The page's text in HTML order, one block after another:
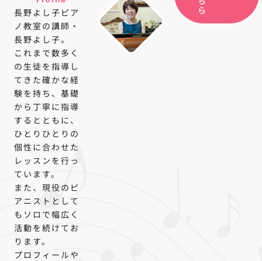
長野よし子ピア
ノ教室の講師・
長野よし子。
これまで数多く
の生徒を指導し
てきた確かな経
験を持ち、基礎
から丁寧に指導
するとともに、
ひとりひとりの
個性に合わせた
レッスンを行っ
ています。
また、現役のピ
アニストとして
もソロで幅広く
活動を続けてお
ります。
プロフィールや
ら